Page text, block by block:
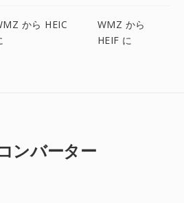
から HEIC
WMZ から
HEIF に
ンバーター